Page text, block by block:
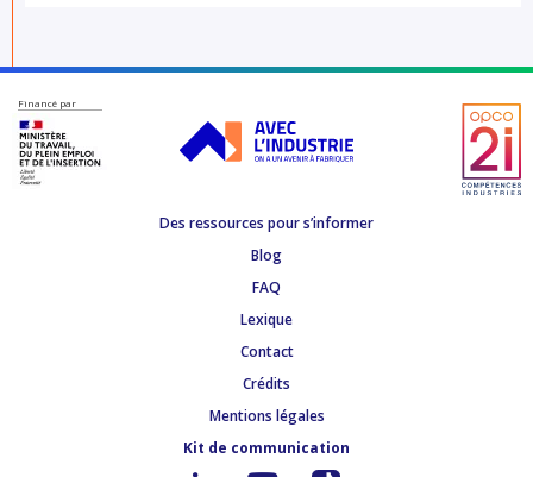
Financé par
Des ressources pour s’informer
Blog
FAQ
Lexique
Contact
Crédits
Mentions légales
Kit de communication